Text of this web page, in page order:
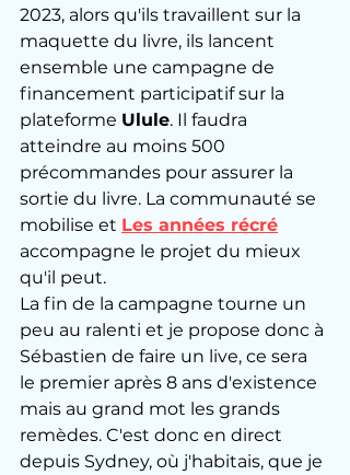
2023, alors qu'ils travaillent sur la
maquette du livre, ils lancent
ensemble une campagne de
financement participatif sur la
plateforme Ulule. Il faudra
atteindre au moins 500
précommandes pour assurer la
sortie du livre. La communauté se
mobilise et Les années récré
accompagne le projet du mieux
qu'il peut.
La fin de la campagne tourne un
peu au ralenti et je propose donc à
Sébastien de faire un live, ce sera
le premier après 8 ans d'existence
mais au grand mot les grands
remèdes. C'est donc en direct
depuis Sydney, où j'habitais, que je